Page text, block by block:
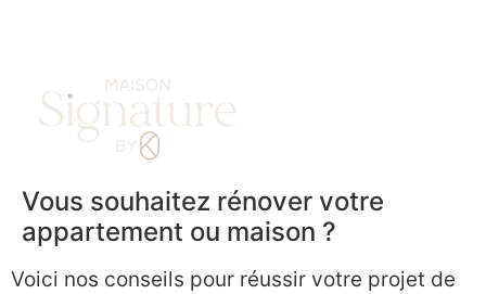
Vous souhaitez rénover votre
appartement ou maison ?
Voici nos conseils pour réussir votre projet de